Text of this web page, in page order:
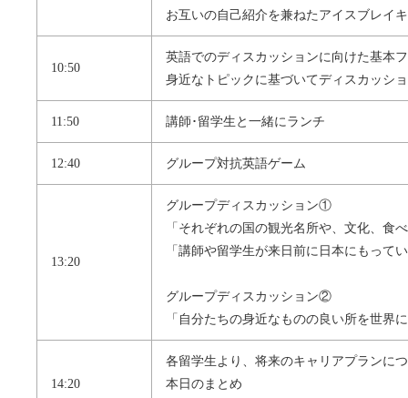
お互いの自己紹介を兼ねたアイスブレイ
10:50
英語でのディスカッションに向けた基本
身近なトピックに基づいてディスカッシ
11:50 講師･留学生と一緒にランチ
12:40 グループ対抗英語ゲーム
13:20
グループディスカッション①
「それぞれの国の観光名所や、文化、食
「講師や留学生が来日前に日本にもって
グループディスカッション②
「自分たちの身近なものの良い所を世界
14:20
各留学生より、将来のキャリアプランに
本日のまとめ